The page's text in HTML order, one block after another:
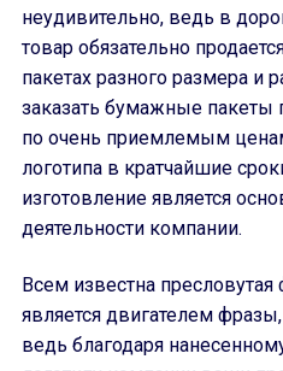
неудивительно, ведь в
товар обязательно
пакетах разного размера
заказать бумажные пакеты
по очень приемлемым
логотипа в кратчайшие
изготовление является
деятельности компании.
Всем известна
является двигателем
ведь благодаря